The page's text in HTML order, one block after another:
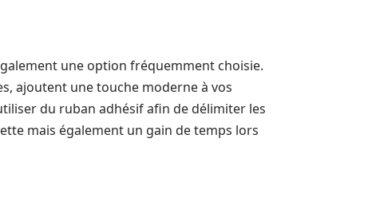
une option fréquemment choisie.
ajoutent une touche moderne à vos
du ruban adhésif afin de délimiter les
mais également un gain de temps lors